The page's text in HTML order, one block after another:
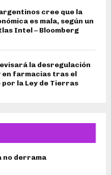
argentinos cree que la
es mala, según un
Intel – Bloomberg
la desregulación
en farmacias tras el
por la Ley de Tierras
no derrama